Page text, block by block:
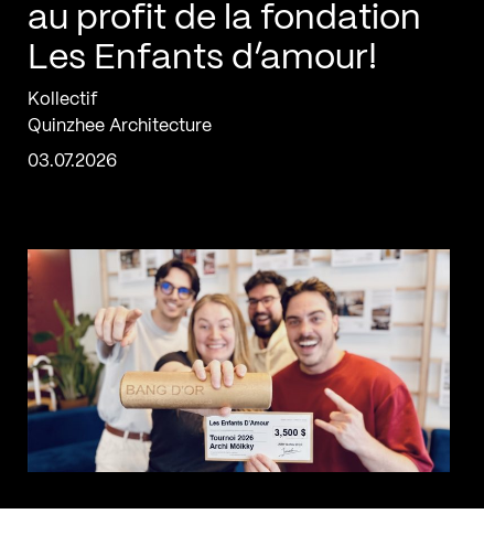
au profit de la fondation
Les Enfants d’amour!
Kollectif
Quinzhee Architecture
03.07.2026